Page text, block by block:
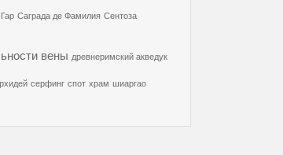
Саграда де Фамилия Сентоза
вены древнеримский акведук
серфинг спот храм шиаргао